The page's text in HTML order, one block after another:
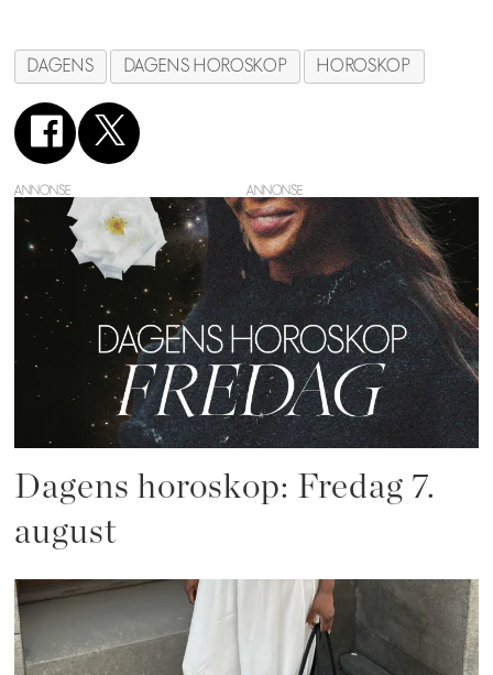
DAGENS DAGENS HOROSKOP HOROSKOP
ANNONSE
Dagens horoskop: Fredag 7.
august